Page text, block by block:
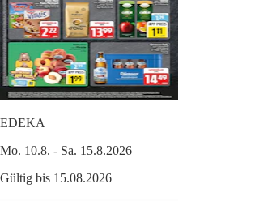
EDEKA
Mo. 10.8. - Sa. 15.8.2026
Gültig bis 15.08.2026